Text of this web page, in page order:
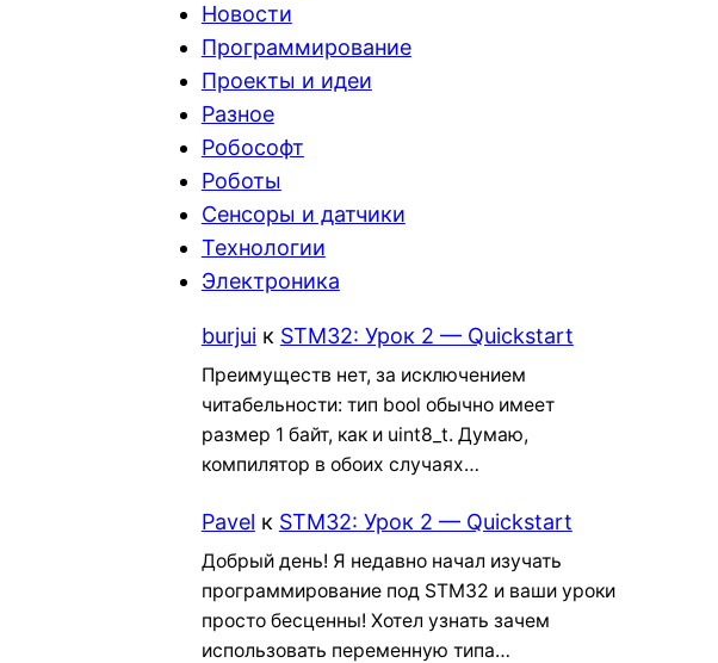
Новости
Программирование
Проекты и идеи
Разное
Робософт
Роботы
Сенсоры и датчики
Технологии
Электроника
burjuiк STM32: Урок 2 — Quickstart
Преимуществ нет, за исключением
читабельности: тип bool обычно имеет
размер 1 байт, как и uint8_t. Думаю,
компилятор в обоих случаях…
Pavel к STM32: Урок 2 — Quickstart
Добрый день! Я недавно начал изучать
программирование под STM32 и ваши уроки
просто бесценны! Хотел узнать зачем
использовать переменную типа…